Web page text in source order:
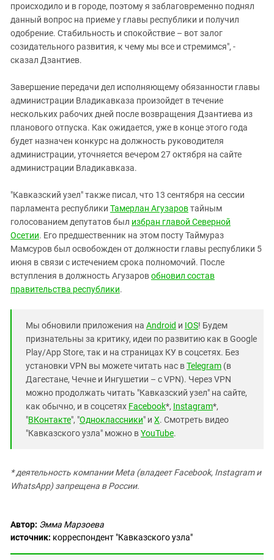
происходило и в городе, поэтому я заблаговременно поднял
данный вопрос на приеме у главы республики и получил
одобрение. Стабильность и спокойствие – вот залог
созидательного развития, к чему мы все и стремимся", -
сказал Дзантиев.
Завершение передачи дел исполняющему обязанности главы
администрации Владикавказа произойдет в течение
нескольких рабочих дней после возвращения Дзантиева из
планового отпуска. Как ожидается, уже в конце этого года
будет назначен конкурс на должность руководителя
администрации, уточняется вечером 27 октября на сайте
администрации Владикавказа.
"Кавказский узел" также писал, что 13 сентября на сессии
парламента республики Тамерлан Агузаровтайным
голосованием депутатов был избран главой Северной
Осетии. Его предшественник на этом посту Таймураз
Мамсуров был освобожден от должности главы республики 5
июня в связи с истечением срока полномочий. После
вступления в должность Агузаровобновил состав
правительства республики.
Мы обновили приложения на Android и IOS! Будем
признательны за критику, идеи по развитию как в Google
Play/App Store, так и на страницах КУ в соцсетях. Без
установки VPN вы можете читать нас вTelegram (в
Дагестане, Чечне и Ингушетии – с VPN). Через VPN
можно продолжать читать "Кавказский узел" на сайте,
как обычно, и в соцсетях Facebook*, Instagram*,
"ВКонтакте", "Одноклассники" и X. Смотреть видео
"Кавказского узла" можно вYouTube.
* деятельность компании Meta (владеет Facebook, Instagram и
WhatsApp) запрещена в России.
Автор: Эмма Марзоева
источник: корреспондент "Кавказского узла"